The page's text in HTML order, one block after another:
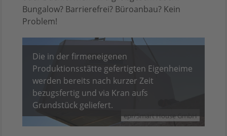
Bungalow? Barrierefrei? Büroanbau? Kein
Problem!
epr/Smart House GmbH
Die in der firmeneigenen
Produktionsstätte gefertigten Eigenheime
werden bereits nach kurzer Zeit
bezugsfertig und via Kran aufs
Grundstück geliefert.